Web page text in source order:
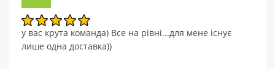
у вас крута команда) Все на рівні...для мене існує
лише одна доставка))